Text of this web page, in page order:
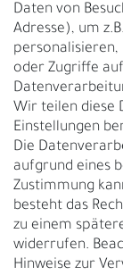
UNTERNEHMEN
Nachhaltigkeit
Kontakt
Über uns
Rückgabe
Gürtelgröße messen
Garantie
B2B Geschäftskunden
Daten von
Adresse), um
oder Zugriffe
Wir teilen diese
Einstellungen
Die
aufgrund eines
Zustimmung
besteht das
zu einem
widerrufen.
Hinweise zur